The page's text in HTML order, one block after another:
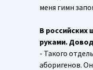
меня гимн
В российских
руками.
- Такого
аборигенов.